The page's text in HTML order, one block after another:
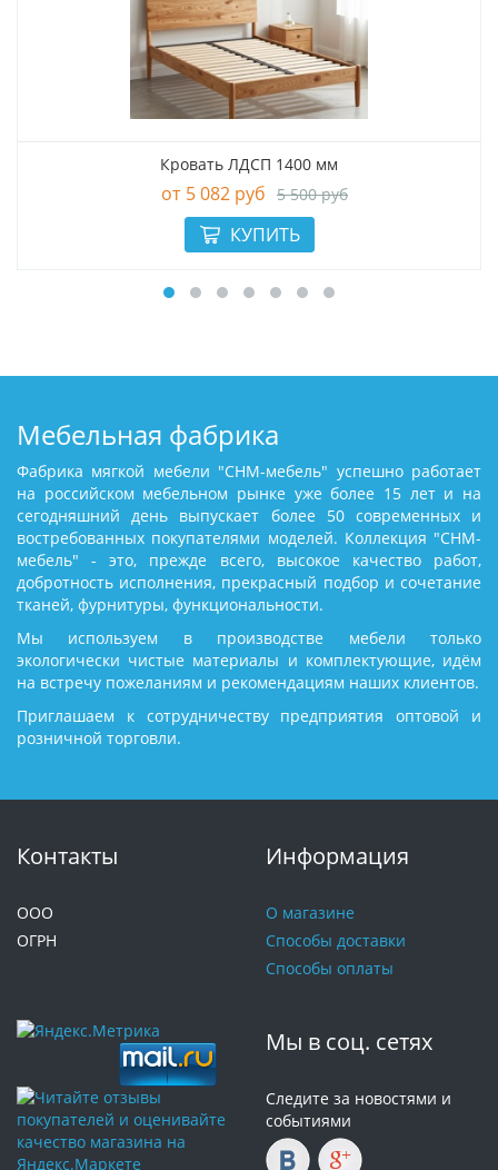
Кровать ЛДСП 1400 мм
5 082 руб 5 500 руб
Мебельная фабрика
Фабрика мягкой мебели "СНМ-мебель" успешно работает
на российском мебельном рынке уже более 15 лет и на
сегодняшний день выпускает более 50 современных и
востребованных покупателями моделей. Коллекция "СНМ-
мебель" - это, прежде всего, высокое качество работ,
добротность исполнения, прекрасный подбор и сочетание
тканей, фурнитуры, функциональности.
Мы используем в производстве мебели только
экологически чистые материалы и комплектующие, идём
на встречу пожеланиям и рекомендациям наших клиентов.
Приглашаем к сотрудничеству предприятия оптовой и
розничной торговли.
Контакты
ООО
ОГРН
Информация
О магазине
Способы доставки
Способы оплаты
Мы в соц. сетях
Следите за новостями и
событиями